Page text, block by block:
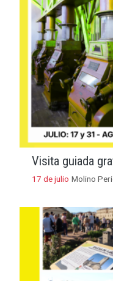
Visita guiada
17 de julio Molino